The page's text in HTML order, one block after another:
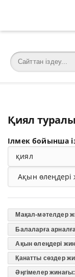
Қиял
Ілмек бойынша
Мақал-мәтелдер
Балаларға
Ақын өлеңдері
Қанатты сөздер
Әңгімелер